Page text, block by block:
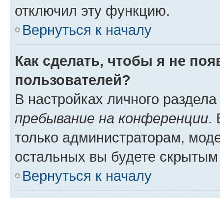
отключил эту функцию.
Вернуться к началу
Как сделать, чтобы я не
пользователей?
В настройках личного
пребывание на конференции.
только администраторам,
остальных вы будете
Вернуться к началу